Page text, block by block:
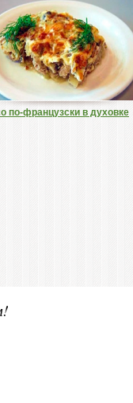
по-французски в духовке